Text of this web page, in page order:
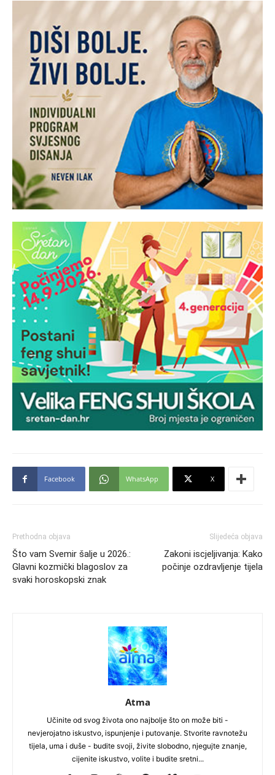
Facebook WhatsApp X
Prethodna objava
Što vam Svemir šalje u 2026.:
Glavni kozmički blagoslov za
svaki horoskopski znak
Slijedeća objava
Zakoni iscjeljivanja: Kako
počinje ozdravljenje tijela
Atma
Učinite od svog života ono najbolje što on može biti -
nevjerojatno iskustvo, ispunjenje i putovanje. Stvorite ravnotežu
tijela, uma i duše - budite svoji, živite slobodno, njegujte znanje,
cijenite iskustvo, volite i budite sretni...